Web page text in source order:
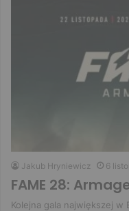
Jakub Hryniewicz 6
FAME 28:
Kolejna gala największej